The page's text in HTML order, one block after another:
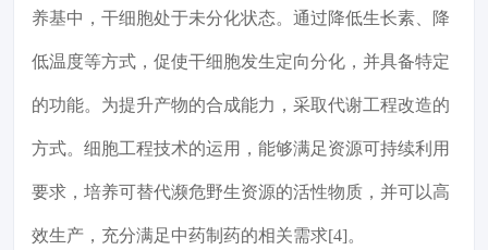
养基中，干细胞处于未分化状态。通过降低生长素、降
低温度等方式，促使干细胞发生定向分化，并具备特定
的功能。为提升产物的合成能力，采取代谢工程改造的
方式。细胞工程技术的运用，能够满足资源可持续利用
要求，培养可替代濒危野生资源的活性物质，并可以高
效生产，充分满足中药制药的相关需求[4]。